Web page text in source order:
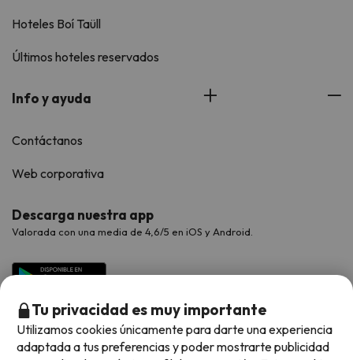
Hoteles Boí Taüll
Últimos hoteles reservados
Info y ayuda
Contáctanos
Web corporativa
Descarga nuestra app
Valorada con una media de 4,6/5 en iOS y Android.
Tu privacidad es muy importante
Utilizamos cookies únicamente para darte una experiencia
adaptada a tus preferencias y poder mostrarte publicidad